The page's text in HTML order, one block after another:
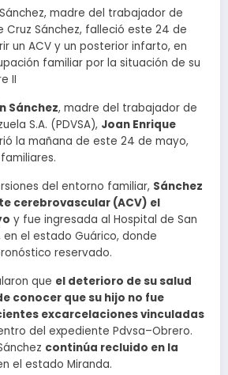
madre del trabajador de
Cruz Sánchez, falleció este 24 de
un ACV y un posterior infarto, en
familiar por la situación de su
II
Sánchez, madre del trabajador de
S.A. (PDVSA), Joan Enrique
la mañana de este 24 de mayo,
del entorno familiar, Sánchez
cerebrovascular (ACV) el
y fue ingresada al Hospital de San
en el estado Guárico, donde
reservado.
que el deterioro de su salud
conocer que su hijo no fue
excarcelaciones vinculadas
del expediente Pdvsa–Obrero.
continúa recluido en la
el estado Miranda.